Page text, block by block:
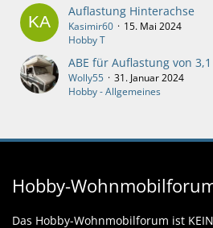
Auflastung Hinterachse
Kasimir60
15. Mai 2024
Hobby T
ABE für Auflastung von
Wolly55
31. Januar 2024
Hobby - Allgemeines
Hobby-
Das Hobby-Wohnmobilforum ist